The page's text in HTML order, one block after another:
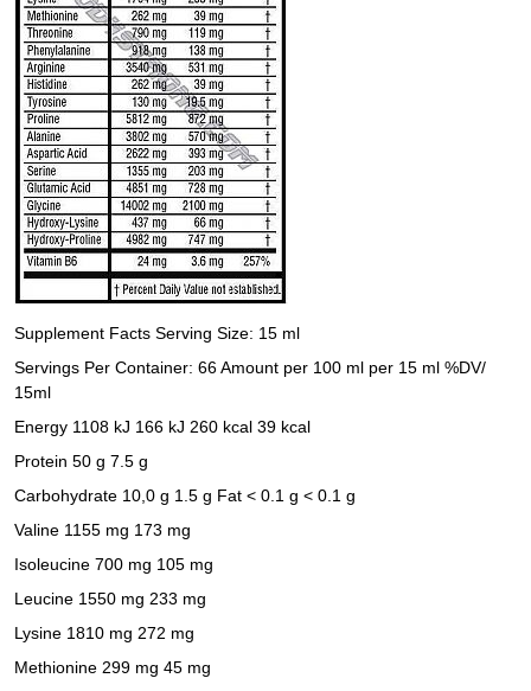
Supplement Facts Serving Size: 15 ml
Servings Per Container: 66 Amount per 100 ml per 15 ml %DV/
15ml
Energy 1108 kJ 166 kJ 260 kcal 39 kcal
Protein 50 g 7.5 g
Carbohydrate 10,0 g 1.5 g Fat < 0.1 g < 0.1 g
Valine 1155 mg 173 mg
Isoleucine 700 mg 105 mg
Leucine 1550 mg 233 mg
Lysine 1810 mg 272 mg
Methionine 299 mg 45 mg